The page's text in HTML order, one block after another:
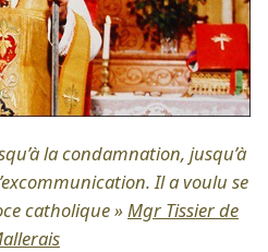
la condamnation, jusqu’à
Il a voulu se
catholique » Mgr Tissier de